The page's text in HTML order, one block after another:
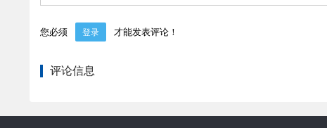
您必须 登录 才能发表评论！
评论信息